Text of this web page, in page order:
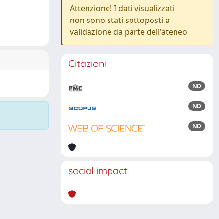
Attenzione! I dati visualizzati
non sono stati sottoposti a
validazione da parte dell'ateneo
Citazioni
ND
ND
ND
social impact